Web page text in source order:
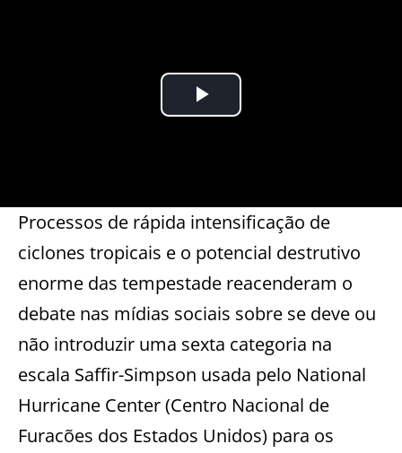
Processos de rápida intensificação de
ciclones tropicais e o potencial destrutivo
enorme das tempestade reacenderam o
debate nas mídias sociais sobre se deve ou
não introduzir uma sexta categoria na
escala Saffir-Simpson usada pelo National
Hurricane Center (Centro Nacional de
Furacões dos Estados Unidos) para os